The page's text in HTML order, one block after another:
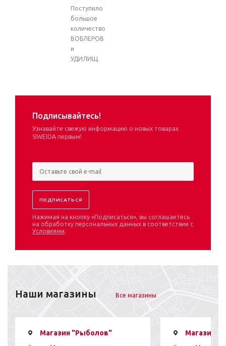
Поступило
большое
количество
ВОБЛЕРОВ
и
УДИЛИЩ
Подписывайтесь!
Узнавайте свежую информацию о новых товарах
SIWEIDA первым!
Нажимая на кнопку «Подписаться», вы соглашаетесь
на обработку персональных данных в соответствии с
Условиями.
Наши магазины Все магазины
Магазин "Рыболов" Магазин